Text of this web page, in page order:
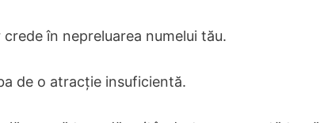
în nepreluarea numelui tău.
de o atracție insuficientă.